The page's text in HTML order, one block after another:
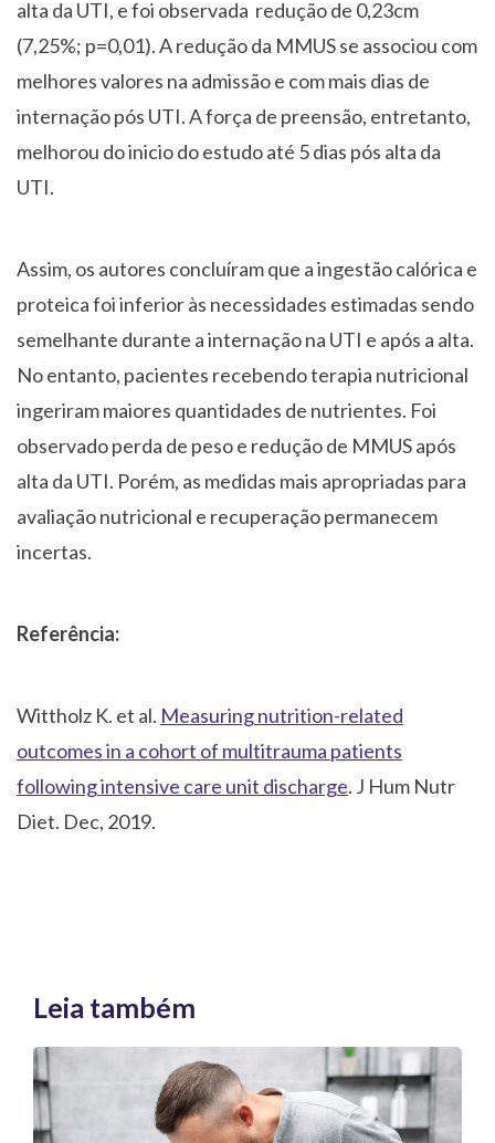
alta da UTI, e foi observada redução de 0,23cm
(7,25%; p=0,01). A redução da MMUS se associou com
melhores valores na admissão e com mais dias de
internação pós UTI. A força de preensão, entretanto,
melhorou do inicio do estudo até 5 dias pós alta da
UTI.
Assim, os autores concluíram que a ingestão calórica e
proteica foi inferior às necessidades estimadas sendo
semelhante durante a internação na UTI e após a alta.
No entanto, pacientes recebendo terapia nutricional
ingeriram maiores quantidades de nutrientes. Foi
observado perda de peso e redução de MMUS após
alta da UTI. Porém, as medidas mais apropriadas para
avaliação nutricional e recuperação permanecem
incertas.
Referência:
Wittholz K. et al. Measuring nutrition-related
outcomes in a cohort of multitrauma patients
following intensive care unit discharge. J Hum Nutr
Diet. Dec, 2019.
Leia também